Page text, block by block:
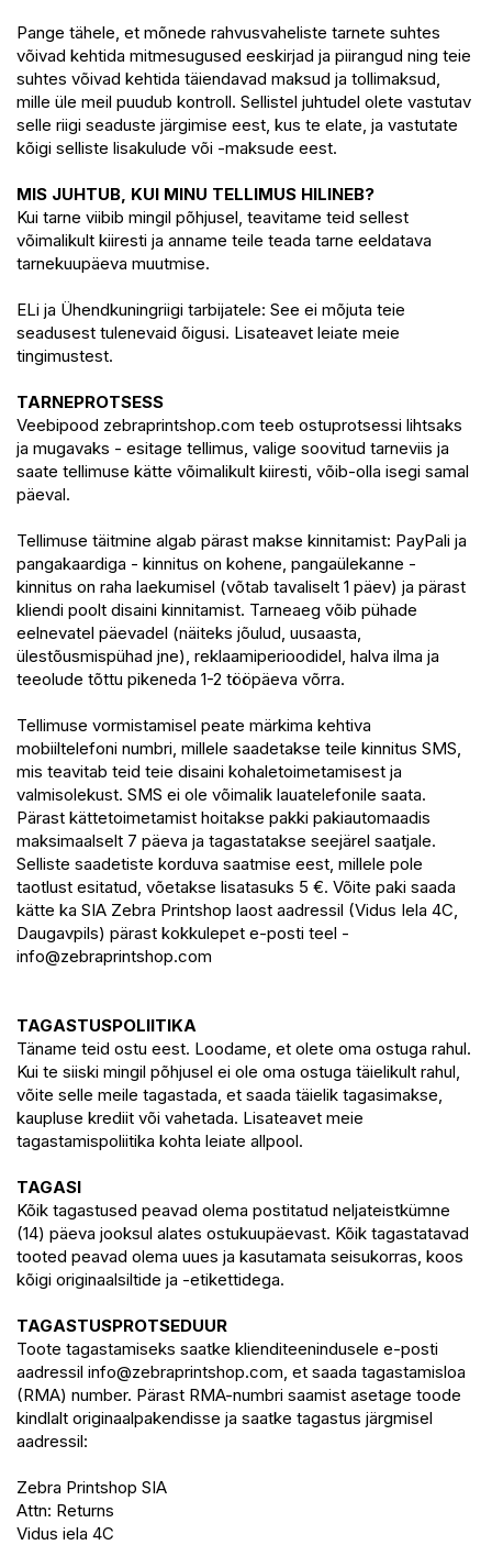
Pange tähele, et mõnede rahvusvaheliste tarnete suhtes
võivad kehtida mitmesugused eeskirjad ja piirangud ning teie
suhtes võivad kehtida täiendavad maksud ja tollimaksud,
mille üle meil puudub kontroll. Sellistel juhtudel olete vastutav
selle riigi seaduste järgimise eest, kus te elate, ja vastutate
kõigi selliste lisakulude või -maksude eest.
MIS JUHTUB, KUI MINU TELLIMUS HILINEB?
Kui tarne viibib mingil põhjusel, teavitame teid sellest
võimalikult kiiresti ja anname teile teada tarne eeldatava
tarnekuupäeva muutmise.
ELi ja Ühendkuningriigi tarbijatele: See ei mõjuta teie
seadusest tulenevaid õigusi. Lisateavet leiate meie
tingimustest.
TARNEPROTSESS
Veebipood zebraprintshop.com teeb ostuprotsessi lihtsaks
ja mugavaks - esitage tellimus, valige soovitud tarneviis ja
saate tellimuse kätte võimalikult kiiresti, võib-olla isegi samal
päeval.
Tellimuse täitmine algab pärast makse kinnitamist: PayPali ja
pangakaardiga - kinnitus on kohene, pangaülekanne -
kinnitus on raha laekumisel (võtab tavaliselt 1 päev) ja pärast
kliendi poolt disaini kinnitamist. Tarneaeg võib pühade
eelnevatel päevadel (näiteks jõulud, uusaasta,
ülestõusmispühad jne), reklaamiperioodidel, halva ilma ja
teeolude tõttu pikeneda 1-2 tööpäeva võrra.
Tellimuse vormistamisel peate märkima kehtiva
mobiiltelefoni numbri, millele saadetakse teile kinnitus SMS,
mis teavitab teid teie disaini kohaletoimetamisest ja
valmisolekust. SMS ei ole võimalik lauatelefonile saata.
Pärast kättetoimetamist hoitakse pakki pakiautomaadis
maksimaalselt 7 päeva ja tagastatakse seejärel saatjale.
Selliste saadetiste korduva saatmise eest, millele pole
taotlust esitatud, võetakse lisatasuks 5 €. Võite paki saada
kätte ka SIA Zebra Printshop laost aadressil (Vidus Iela 4C,
Daugavpils) pärast kokkulepet e-posti teel -
info@zebraprintshop.com
TAGASTUSPOLIITIKA
Täname teid ostu eest. Loodame, et olete oma ostuga rahul.
Kui te siiski mingil põhjusel ei ole oma ostuga täielikult rahul,
võite selle meile tagastada, et saada täielik tagasimakse,
kaupluse krediit või vahetada. Lisateavet meie
tagastamispoliitika kohta leiate allpool.
TAGASI
Kõik tagastused peavad olema postitatud neljateistkümne
(14) päeva jooksul alates ostukuupäevast. Kõik tagastatavad
tooted peavad olema uues ja kasutamata seisukorras, koos
kõigi originaalsiltide ja -etikettidega.
TAGASTUSPROTSEDUUR
Toote tagastamiseks saatke klienditeenindusele e-posti
aadressil info@zebraprintshop.com, et saada tagastamisloa
(RMA) number. Pärast RMA-numbri saamist asetage toode
kindlalt originaalpakendisse ja saatke tagastus järgmisel
aadressil:
Zebra Printshop SIA
Attn: Returns
Vidus iela 4C